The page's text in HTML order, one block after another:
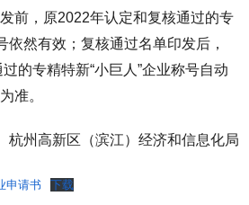
前，原2022年认定和复核通过的专
依然有效；复核通过名单印发后，
的专精特新“小巨人”企业称号自动
准。
杭州高新区（滨江）经济和信息化局
申请书 下载